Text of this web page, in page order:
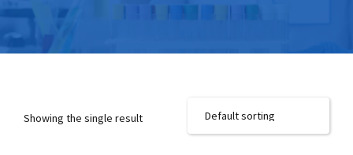
Showing the single result